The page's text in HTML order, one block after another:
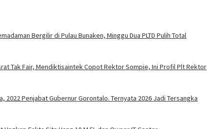
Bergilir di Pulau Bunaken, Minggu Dua PLTD Pulih Total
Tak Fair, Mendiktisaintek Copot Rektor Sompie, Ini Profil Plt Rektor
2022 Penjabat Gubernur Gorontalo. Ternyata 2026 Jadi Tersangka